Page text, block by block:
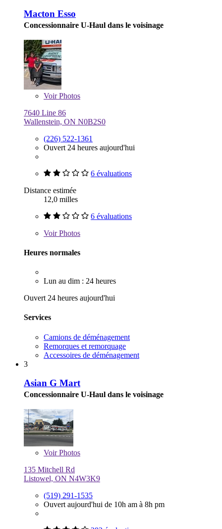
Macton Esso
Concessionnaire U-Haul dans le voisinage
VoirPhotos
7640 Line 86
Wallenstein, ON N0B2S0
(226) 522-1361
Ouvert 24 heures aujourd'hui
6 évaluations
Distance estimée
12,0 milles
6 évaluations
VoirPhotos
Heures normales
Lun au dim : 24 heures
Ouvert 24 heures aujourd'hui
Services
Camions de déménagement
Remorques et remorquage
Accessoires de déménagement
3
Asian G Mart
Concessionnaire U-Haul dans le voisinage
VoirPhotos
135 Mitchell Rd
Listowel, ON N4W3K9
(519) 291-1535
Ouvert aujourd'hui de 10h am à 8h pm